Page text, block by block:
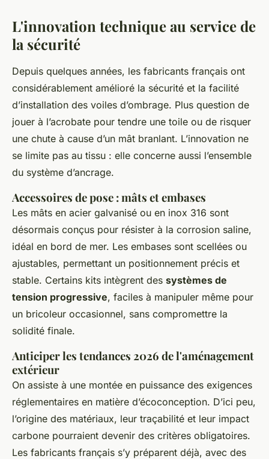
L'innovation technique au service de
la sécurité
Depuis quelques années, les fabricants français ont
considérablement amélioré la sécurité et la facilité
d’installation des voiles d’ombrage. Plus question de
jouer à l’acrobate pour tendre une toile ou de risquer
une chute à cause d’un mât branlant. L’innovation ne
se limite pas au tissu : elle concerne aussi l’ensemble
du système d’ancrage.
Accessoires de pose : mâts et embases
Les mâts en acier galvanisé ou en inox 316 sont
désormais conçus pour résister à la corrosion saline,
idéal en bord de mer. Les embases sont scellées ou
ajustables, permettant un positionnement précis et
stable. Certains kits intègrent des systèmes de
tension progressive, faciles à manipuler même pour
un bricoleur occasionnel, sans compromettre la
solidité finale.
Anticiper les tendances 2026 de l'aménagement
extérieur
On assiste à une montée en puissance des exigences
réglementaires en matière d’écoconception. D’ici peu,
l’origine des matériaux, leur traçabilité et leur impact
carbone pourraient devenir des critères obligatoires.
Les fabricants français s’y préparent déjà, avec des